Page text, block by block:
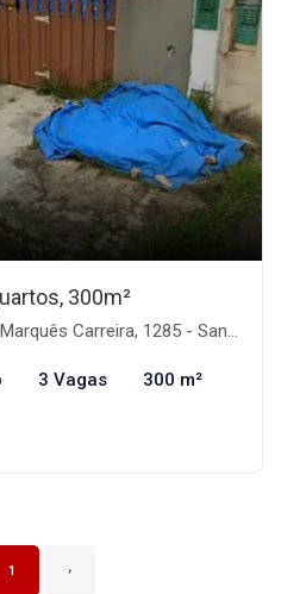
300m²
1285 - Santa Terezinha, Itanhaém-SP
3 Vagas 300 m²
1 ›